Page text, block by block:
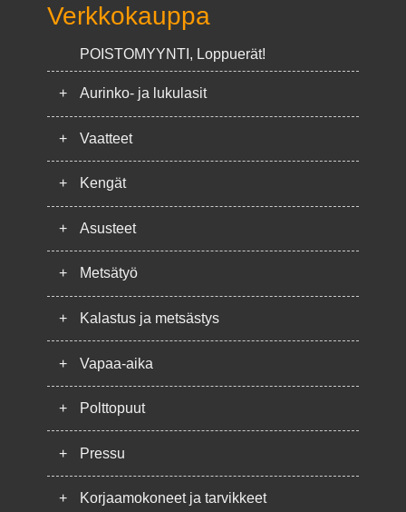
Verkkokauppa
POISTOMYYNTI, Loppuerät!
+ Aurinko- ja lukulasit
+ Vaatteet
+ Kengät
+ Asusteet
+ Metsätyö
+ Kalastus ja metsästys
+ Vapaa-aika
+ Polttopuut
+ Pressu
+ Korjaamokoneet ja tarvikkeet